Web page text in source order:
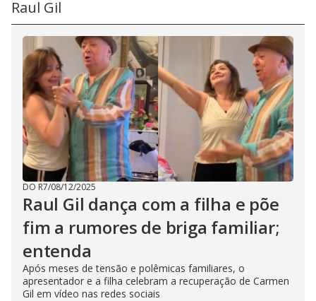
Raul Gil
DO R7/08/12/2025
Raul Gil dança com a filha e põe
fim a rumores de briga familiar;
entenda
Após meses de tensão e polêmicas familiares, o
apresentador e a filha celebram a recuperação de Carmen
Gil em vídeo nas redes sociais